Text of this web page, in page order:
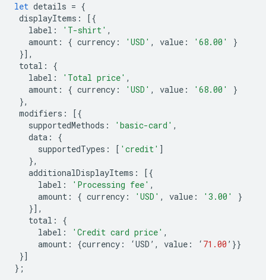
let details = {
displayItems :
[{
label : 'T-shirt' ,
amount : { currency : 'USD' , value : '68.00'
}
}],
total :
{
label : 'Total price' ,
amount : { currency : 'USD' , value : '68.00'
}
},
modifiers :
[{
supportedMethods : 'basic-card' ,
data :
{
supportedTypes : [ 'credit' ]
},
additionalDisplayItems :
[{
label : 'Processing fee' ,
amount : { currency : 'USD' , value : '3.00'
}
}],
total :
{
label : 'Credit card price' ,
amount : {currency : ‘USD ’ , value : ‘ 71.00 ’ }}
}]
};